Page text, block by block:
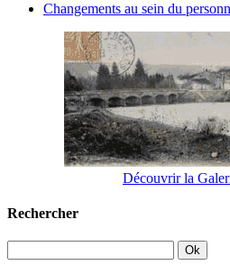
Changements au sein du
Découvrir la
Rechercher